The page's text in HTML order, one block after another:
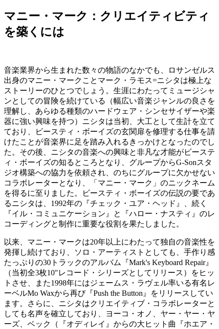
マニー・マーク：クリエイティビティ
を築くには
音楽業界から生まれた数々の物語のなかでも、ロサンゼルス
出身のマニー・マークことマーク・ラモス=ニシタは極上な
ストーリーのひとつでしょう。生涯にわたってミュージシャ
ンとしての冒険を続けている（幅広い音楽ジャンルの良さを
理解し、あらゆる種類のハードウェア・シンセサイザーや楽
器に強い興味を持つ）ニシタは当初、大工として生計を立て
ており、ビースティ・ボーイズの玄関扉を修理する仕事を請
けたことが音楽界に足を踏み入れるきっかけとなったのでし
た。その後、ニシタの音楽への興味と非凡な才能がビーステ
ィ・ボーイズの知るところとなり、グループからG-Sonスタ
ジオ構築への協力を依頼され、のちにグループに欠かせない
コラボレーターとなり、「マニー・マーク」のニックネーム
を得るに至りました。ビースティ・ボーイズの伝説の要であ
るニシタは、1992年の『チェック・ユア・ヘッド』、続く
『イル・コミュニケーション』と『ハロー・ナスティ』のレ
コーディングと制作に重要な役割を果たしました。
以来、マニー・マークは20年以上にわたって独自の音楽性を
発揮し続けており、ソロ・アーティストとしても、手作り感
たっぷりの30トラックのアルバム『Mark's Keyboard Repair』
（当初全3枚10"レコード・シリーズとしてリリース）をヒッ
トさせ、また1998年にはジェームス・ラヴェル率いる有名レ
ーベルMo Waxから再び『Push the Button』をリリースしてい
ます。さらに、ニシタはクリエイティブ・コラボレーターと
しても名声を確立しており、ヨーコ・オノ、ヤー・ヤー・ヤ
ーズ、ベック（『オディレイ』からの大ヒット曲『ホエア・